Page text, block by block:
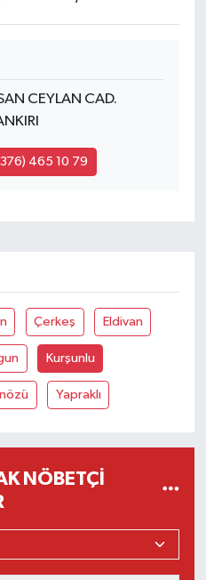
CEYLAN CAD.
465 10 79
Çerkeş Eldivan
Kurşunlu
Yapraklı
NÖBETÇI